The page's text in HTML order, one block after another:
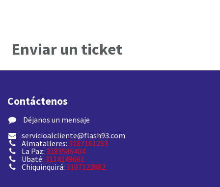
Enviar un ticket
Contáctenos
​ Déjanos un mensaje
servicioalcliente@flash93.com
Almatalleres: 3187161253
La Paz: 3183586404
Ubaté: 3114149661
Chiquinquirá: 3107122882